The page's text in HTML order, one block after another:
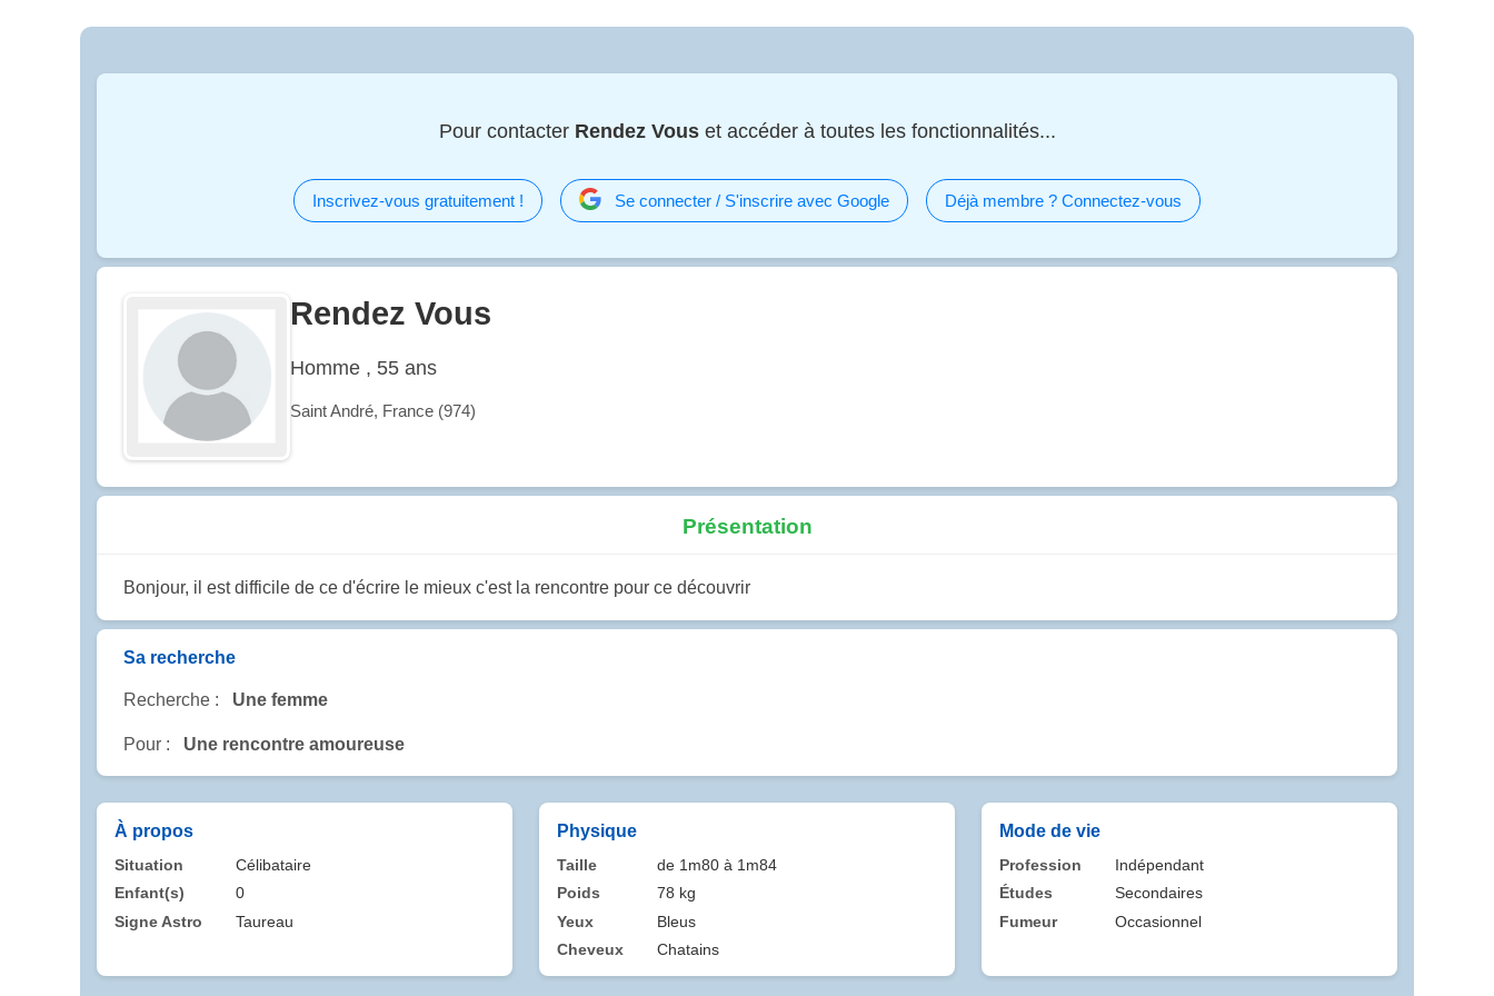
Pour contacter Rendez Vouset accéder à toutes les fonctionnalités...
Inscrivez-vous gratuitement ! Se connecter / S'inscrire avec Google Déjà membre ? Connectez-vous
Rendez Vous
Homme , 55 ans
Saint André, France (974)
Présentation
Bonjour, il est difficile de ce d'écrire le mieux c'est la rencontre pour ce découvrir
Sa recherche
Recherche : Une femme
Pour : Une rencontre amoureuse
À propos
Situation
Célibataire
Enfant(s)
0
Signe Astro
Taureau
Physique
Taille
de 1m80 à 1m84
Poids
78 kg
Yeux
Bleus
Cheveux
Chatains
Mode de vie
Profession
Indépendant
Études
Secondaires
Fumeur
Occasionnel